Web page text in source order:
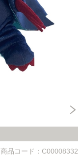
商品コード：C00008332